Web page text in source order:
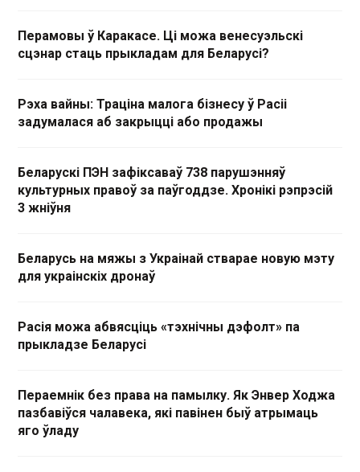
Перамовы ў Каракасе. Ці можа венесуэльскі
сцэнар стаць прыкладам для Беларусі?
Рэха вайны: Траціна малога бізнесу ў Расіі
задумалася аб закрыцці або продажы
Беларускі ПЭН зафіксаваў 738 парушэнняў
культурных правоў за паўгоддзе. Хронікі рэпрэсій
3 жніўня
Беларусь на мяжы з Украінай стварае новую мэту
для украінскіх дронаў
Расія можа абвясціць «тэхнічны дэфолт» па
прыкладзе Беларусі
Пераемнік без права на памылку. Як Энвер Ходжа
пазбавіўся чалавека, які павінен быў атрымаць
яго ўладу